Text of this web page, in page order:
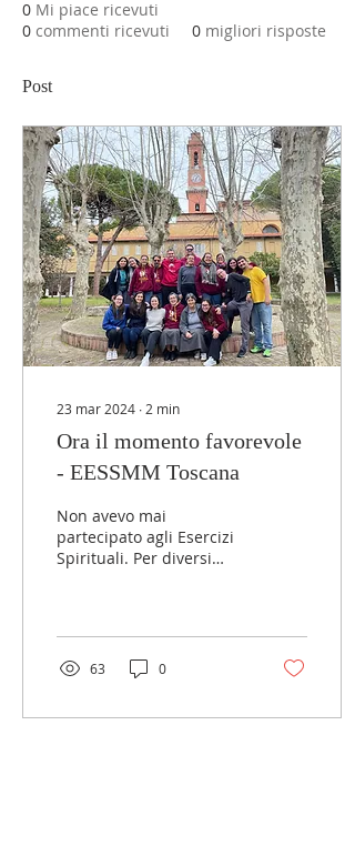
0 Mi piace ricevuti
0 commenti ricevuti 0 migliori risposte
Post
23 mar 2024 ∙ 2 min
Ora il momento favorevole
- EESSMM Toscana
Non avevo mai
partecipato agli Esercizi
Spirituali. Per diversi
63 0